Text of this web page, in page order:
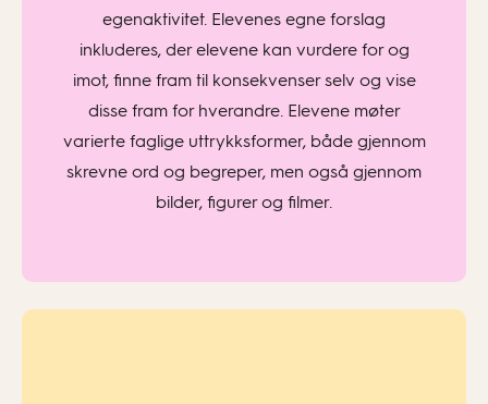
egenaktivitet. Elevenes egne forslag
inkluderes, der elevene kan vurdere for og
imot, finne fram til konsekvenser selv og vise
disse fram for hverandre. Elevene møter
varierte faglige uttrykksformer, både gjennom
skrevne ord og begreper, men også gjennom
bilder, figurer og filmer.